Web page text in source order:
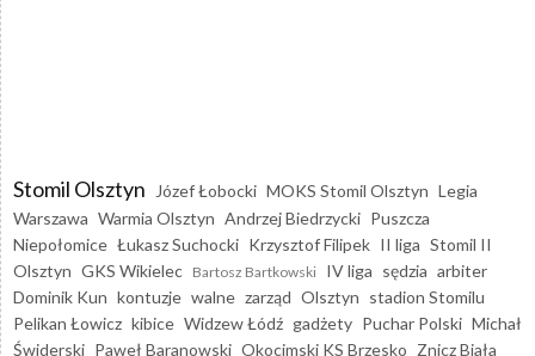
Stomil Olsztyn Józef Łobocki MOKS Stomil Olsztyn Legia
Warszawa Warmia Olsztyn Andrzej Biedrzycki Puszcza
Niepołomice Łukasz Suchocki Krzysztof Filipek II liga Stomil II
Olsztyn GKS Wikielec Bartosz Bartkowski IV liga sędzia arbiter
Dominik Kun kontuzje walne zarząd Olsztyn stadion Stomilu
Pelikan Łowicz kibice Widzew Łódź gadżety Puchar Polski Michał
Świderski Paweł Baranowski Okocimski KS Brzesko Znicz Biała